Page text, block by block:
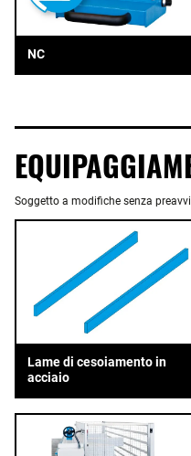
NC
Soggetto a modifiche senza
Lame di cesoiamento in
acciaio